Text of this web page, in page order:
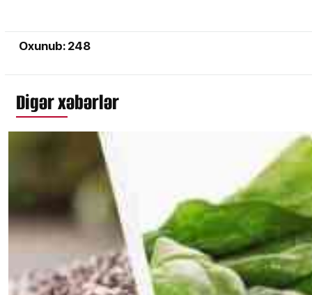
Oxunub: 248
Digər xəbərlər